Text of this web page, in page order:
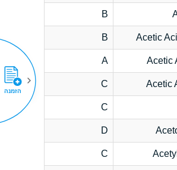
B
Acetic
B
Acetic
A
Acetic
C
C
D
C
הזמנה